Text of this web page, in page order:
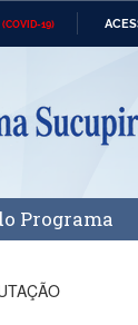
(COVID-19)
e
Programa